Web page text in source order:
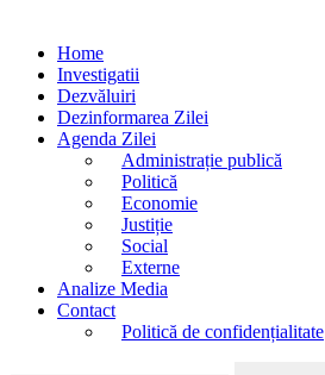
Home
Investigatii
Dezvăluiri
Dezinformarea Zilei
Agenda Zilei
Administrație publică
Politică
Economie
Justiție
Social
Externe
Analize Media
Contact
Politică de confidențialitate